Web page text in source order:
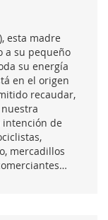
esta madre
a su pequeño
su energía
en el origen
recaudar,
intención de
mercadillos